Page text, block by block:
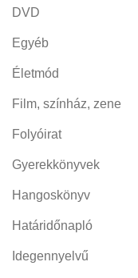
DVD
Egyéb
Életmód
Film, színház, zene
Folyóirat
Gyerekkönyvek
Hangoskönyv
Határidőnapló
Idegennyelvű